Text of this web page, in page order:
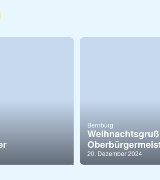
Bernburg
20. Dezember 2024